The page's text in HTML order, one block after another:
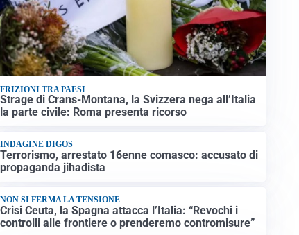
FRIZIONI TRA PAESI
Strage di Crans-Montana, la Svizzera nega all’Italia
la parte civile: Roma presenta ricorso
INDAGINE DIGOS
Terrorismo, arrestato 16enne comasco: accusato di
propaganda jihadista
NON SI FERMA LA TENSIONE
Crisi Ceuta, la Spagna attacca l’Italia: “Revochi i
controlli alle frontiere o prenderemo contromisure”